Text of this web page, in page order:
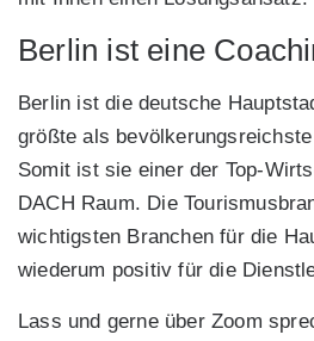
Berlin ist eine
Berlin ist die deutsche
größte als
Somit ist sie einer der Top-
DACH Raum. Die
wichtigsten Branchen für die
wiederum positiv für die
Lass und gerne über Zoom